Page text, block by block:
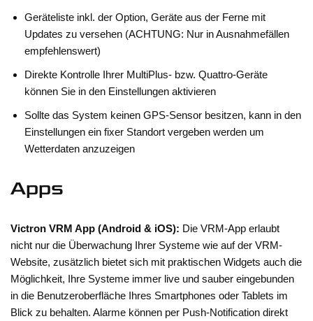
Geräteliste inkl. der Option, Geräte aus der Ferne mit
Updates zu versehen (ACHTUNG: Nur in Ausnahmefällen
empfehlenswert)
Direkte Kontrolle Ihrer MultiPlus- bzw. Quattro-Geräte
können Sie in den Einstellungen aktivieren
Sollte das System keinen GPS-Sensor besitzen, kann in den
Einstellungen ein fixer Standort vergeben werden um
Wetterdaten anzuzeigen
Apps
Victron VRM App (Android & iOS): Die VRM-App erlaubt
nicht nur die Überwachung Ihrer Systeme wie auf der VRM-
Website, zusätzlich bietet sich mit praktischen Widgets auch die
Möglichkeit, Ihre Systeme immer live und sauber eingebunden
in die Benutzeroberfläche Ihres Smartphones oder Tablets im
Blick zu behalten. Alarme können per Push-Notification direkt